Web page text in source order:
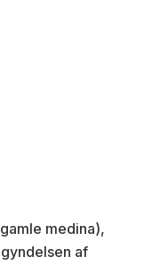
medina),
af